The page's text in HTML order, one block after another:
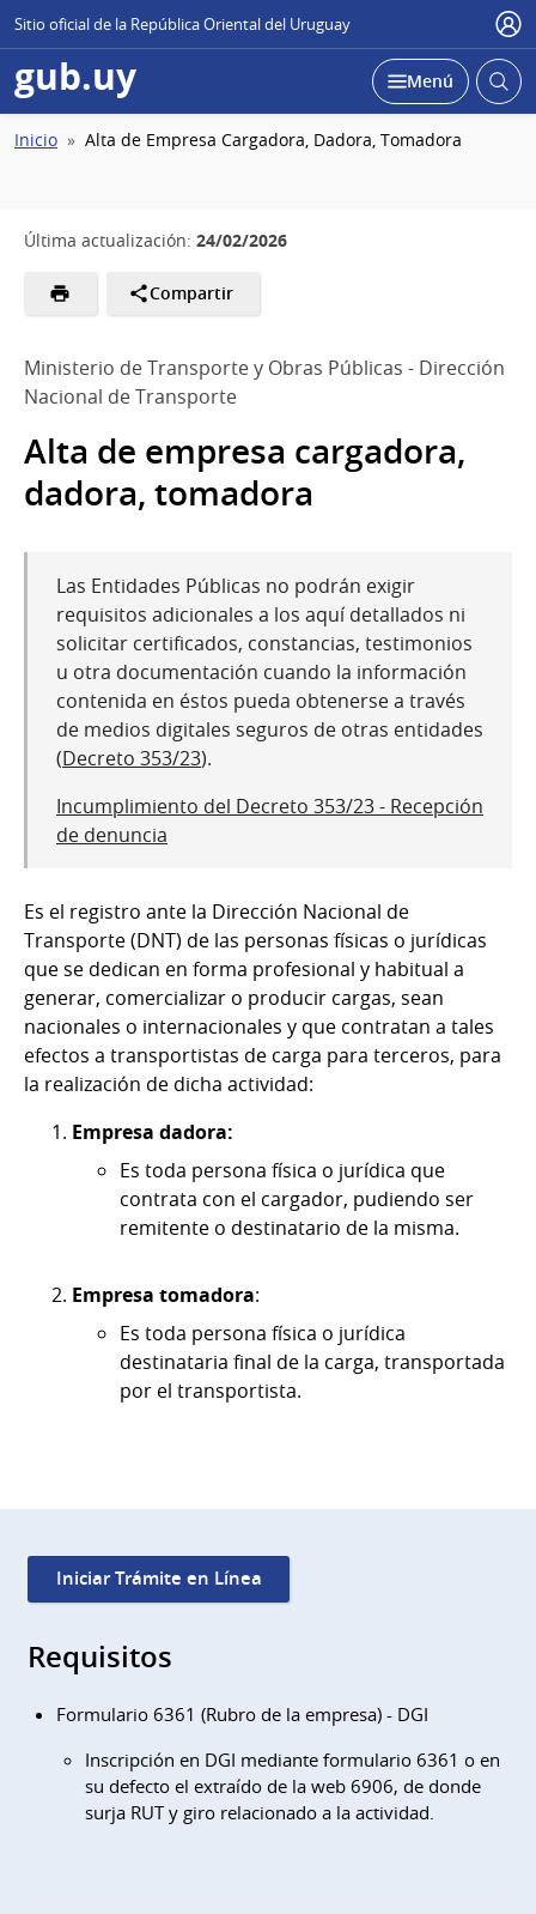
Sitio oficial de la República Oriental del Uruguay
gub.uy Desplegar
Menú Abrir
Ruta
Inicio Alta de Empresa Cargadora, Dadora, Tomadora
Última actualización: 24/02/2026
Compartir
Ministerio de Transporte y Obras Públicas - Dirección
Nacional de Transporte
Alta de empresa cargadora,
dadora, tomadora
Las Entidades Públicas no podrán exigir
requisitos adicionales a los aquí detallados ni
solicitar certificados, constancias, testimonios
u otra documentación cuando la información
contenida en éstos pueda obtenerse a través
de medios digitales seguros de otras entidades
(Decreto 353/23).
Incumplimiento del Decreto 353/23 - Recepción
de denuncia
Es el registro ante la Dirección Nacional de
Transporte (DNT) de las personas físicas o jurídicas
que se dedican en forma profesional y habitual a
generar, comercializar o producir cargas, sean
nacionales o internacionales y que contratan a tales
efectos a transportistas de carga para terceros, para
la realización de dicha actividad:
Empresa dadora:
Es toda persona física o jurídica que
contrata con el cargador, pudiendo ser
remitente o destinatario de la misma.
Empresa tomadora:
Es toda persona física o jurídica
destinataria final de la carga, transportada
por el transportista.
Iniciar Trámite en Línea
Requisitos
Formulario 6361 (Rubro de la empresa) - DGI
Inscripción en DGI mediante formulario 6361 o en
su defecto el extraído de la web 6906, de donde
surja RUT y giro relacionado a la actividad.